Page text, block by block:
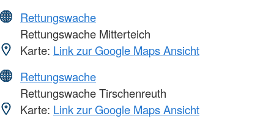
Rettungswache
Rettungswache Mitterteich
Karte: Link zur Google Maps Ansicht
Rettungswache
Rettungswache Tirschenreuth
Karte: Link zur Google Maps Ansicht